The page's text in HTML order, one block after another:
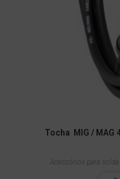
Tocha MIG / MAG
Acessórios para solda